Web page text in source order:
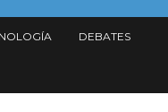
DEBATES